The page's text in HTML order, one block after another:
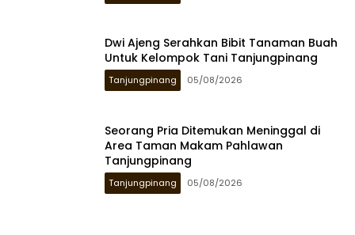
Dwi Ajeng Serahkan Bibit Tanaman Buah
Untuk Kelompok Tani Tanjungpinang
Tanjungpinang 05/08/2026
Seorang Pria Ditemukan Meninggal di
Area Taman Makam Pahlawan
Tanjungpinang
Tanjungpinang 05/08/2026